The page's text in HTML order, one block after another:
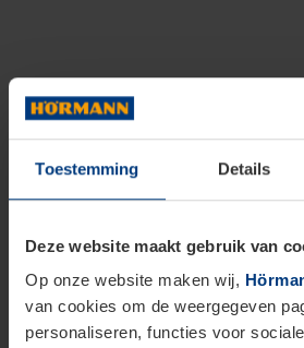
Toestemming Details
Deze website maakt gebruik van
Op onze website maken wij,
van cookies om de weergegeven
personaliseren, functies voor